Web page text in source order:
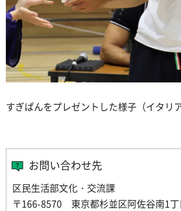
すぎぱんをプレゼントした様子（イタリア
お問い合わせ先
区民生活部文化・交流課
〒166-8570 東京都杉並区阿佐谷南1